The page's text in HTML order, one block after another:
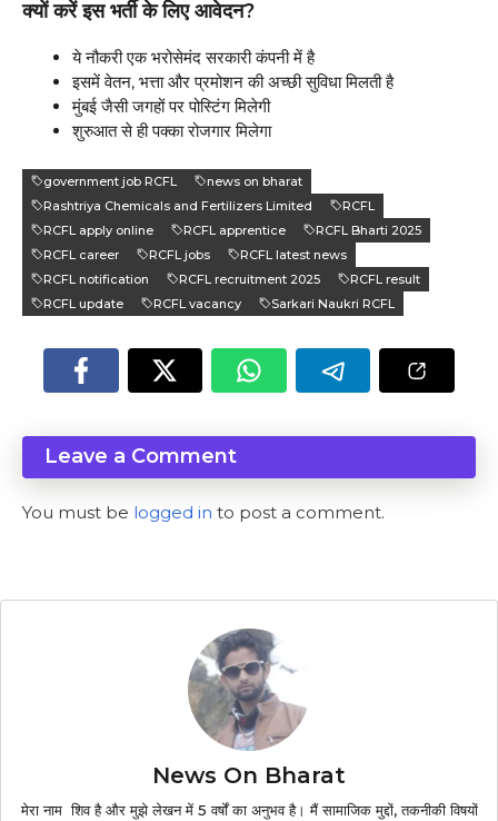
क्यों करें इस भर्ती के लिए आवेदन?
ये नौकरी एक भरोसेमंद सरकारी कंपनी में है
इसमें वेतन, भत्ता और प्रमोशन की अच्छी सुविधा मिलती है
मुंबई जैसी जगहों पर पोस्टिंग मिलेगी
शुरुआत से ही पक्का रोजगार मिलेगा
government job RCFL
news on bharat
Rashtriya Chemicals and Fertilizers Limited
RCFL
RCFL apply online
RCFL apprentice
RCFL Bharti 2025
RCFL career
RCFL jobs
RCFL latest news
RCFL notification
RCFL recruitment 2025
RCFL result
RCFL update
RCFL vacancy Sarkari Naukri RCFL
Leave a Comment
You must be logged in to post a comment.
News On Bharat
मेरा नाम शिव है और मुझे लेखन में 5 वर्षों का अनुभव है। मैं सामाजिक मुद्दों, तकनीकी विषयों